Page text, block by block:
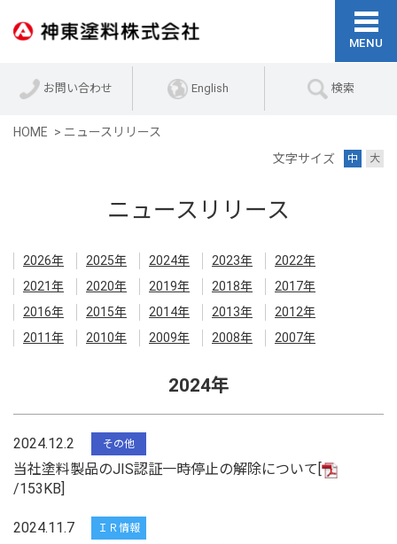
お問い合わせ English 検索
HOME
ニュースリリース
文字サイズ
中 大
ニュースリリース
2026年 2025年 2024年 2023年
2022年
2021年
2020年 2019年 2018年
2017年
2016年
2015年 2014年 2013年
2012年
2011年
2010年 2009年 2008年 2007年
2024年
2024.12.2 その他
当社塗料製品のJIS認証一時停止の解除について[
/153KB]
2024.11.7 ＩＲ情報